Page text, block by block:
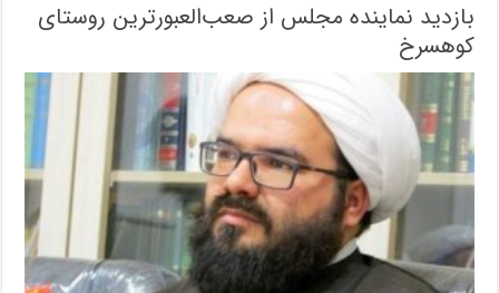
بازدید نماینده مجلس از صعب‌العبورترین روستای
کوهسرخ